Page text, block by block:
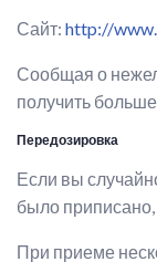
Сайт: http://
Сообщая о
получить
Передозировка
Если вы
было
При приеме